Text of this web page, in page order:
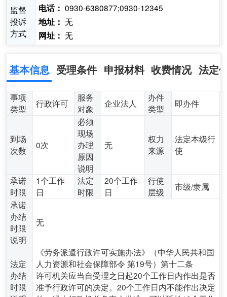
监督
投诉
方式
电话： 0930-6380877;0930-12345
地址： 无
网址： 无
基本信息 受理条件 申报材料 收费情况 法定
事项
类型
行政许可
服务
对象
企业法人
办件
类型
即办件
到场
次数
0次
必须
现场
办理
原因
说明
无
权力
来源
法定本级行
使
承诺
时限
1个工作
日
法定
时限
20个工作
日
行使
层级
市级/隶属
承诺
办结
时限
说明
无
法定
办结
时限
《劳务派遣行政许可实施办法》（中华人民共和国
人力资源和社会保障部令 第19号）第十二条
许可机关应当自受理之日起20个工作日内作出是否
准予行政许可的决定。20个工作日内不能作出决定